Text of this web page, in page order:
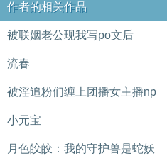
作者的相关作品
被联姻老公现我写po文后
流春
被淫追粉们缠上团播女主播np
小元宝
月色皎皎：我的守护兽是蛇妖